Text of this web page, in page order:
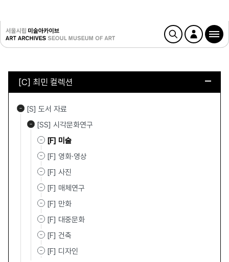
[C] 최민 컬렉션
[S] 도서 자료
[SS] 시각문화연구
[F] 미술
[F] 영화·영상
[F] 사진
[F] 매체연구
[F] 만화
[F] 대중문화
[F] 건축
[F] 디자인